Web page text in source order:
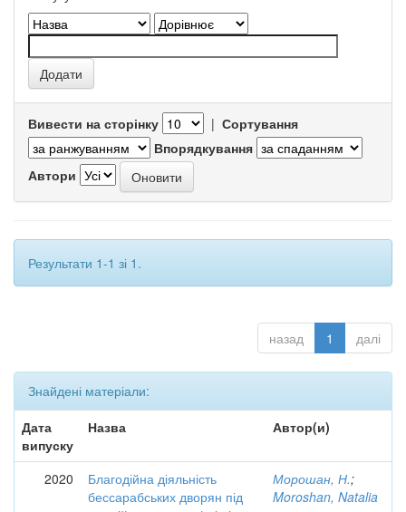
Вивести на сторінку | Сортування
Впорядкування
Автори
Результати 1-1 зі 1.
назад 1 далі
Знайдені матеріали:
Дата
випуску
Назва Автор(и)
2020
Благодійна діяльність
бессарабських дворян під
Морошан, Н.;
Moroshan, Natalia